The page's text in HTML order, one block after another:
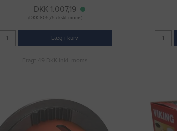
DKK 1.007,19
(DKK 805,75 ekskl. moms)
Læg i kurv
Fragt 49 DKK inkl. moms